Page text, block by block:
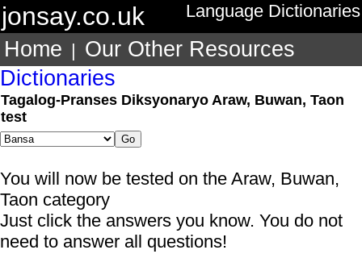
jonsay.co.uk Language Dictionaries
Home | Our Other Resources
Dictionaries
Tagalog-Pranses Diksyonaryo Araw, Buwan, Taon
test
You will now be tested on the Araw, Buwan,
Taon category
Just click the answers you know. You do not
need to answer all questions!